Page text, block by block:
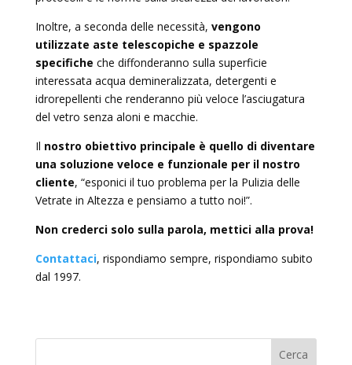
Inoltre, a seconda delle necessità, vengono
utilizzate aste telescopiche e spazzole
specifiche che diffonderanno sulla superficie
interessata acqua demineralizzata, detergenti e
idrorepellenti che renderanno più veloce l’asciugatura
del vetro senza aloni e macchie.
Il nostro obiettivo principale è quello di diventare
una soluzione veloce e funzionale per il nostro
cliente, “esponici il tuo problema per la Pulizia delle
Vetrate in Altezza e pensiamo a tutto noi!”.
Non crederci solo sulla parola, mettici alla prova!
Contattaci, rispondiamo sempre, rispondiamo subito
dal 1997.